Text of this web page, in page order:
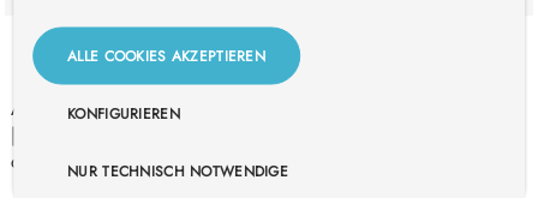
BESCHREIBUNG
Als Symbol des Glücks und eines langen Lebens
[
chinesischem Porzellan abgebildet.
NUR TECHNISCH NOTWENDIGE
KONFIGURIEREN
ALLE COOKIES AKZEPTIEREN